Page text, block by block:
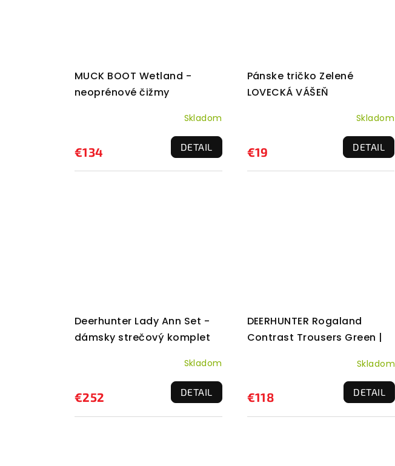
MUCK BOOT Wetland -
neoprénové čižmy
Skladom
€134 DETAIL
Pánske tričko Zelené
LOVECKÁ VÁŠEŇ
Skladom
€19 DETAIL
Deerhunter Lady Ann Set -
dámsky strečový komplet
Skladom
€252 DETAIL
DEERHUNTER Rogaland
Contrast Trousers Green |
Skladom
€118 DETAIL